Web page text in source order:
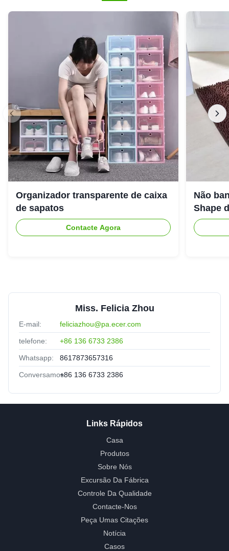
Organizador transparente de caixa
de sapatos
Contacte Agora
Não
Shape
Miss. Felicia Zhou
E-mail: feliciazhou@pa.ecer.com
telefone: +86 136 6733 2386
Whatsapp: 8617873657316
Conversamos:+86 136 6733 2386
Links Rápidos
Casa
Produtos
Sobre Nós
Excursão Da Fábrica
Controle Da Qualidade
Contacte-Nos
Peça Umas Citações
Notícia
Casos